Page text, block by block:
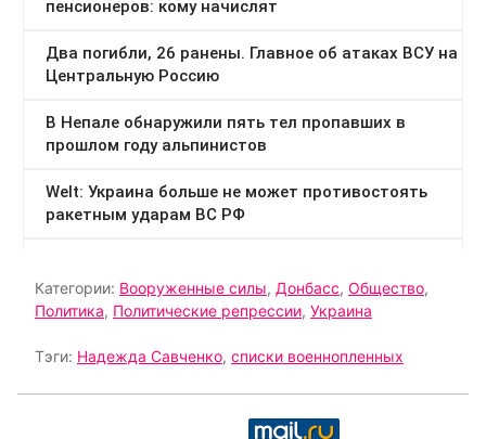
Категории: Вооруженные силы, Донбасс, Общество,
Политика, Политические репрессии, Украина
Тэги: Надежда Савченко, списки военнопленных